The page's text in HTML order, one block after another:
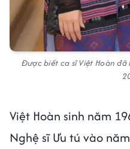
Được biết ca sĩ Việt Hoàn
Việt Hoàn sinh năm
Nghệ sĩ Ưu tú vào